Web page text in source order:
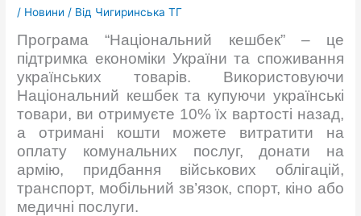
/ Новини / Від Чигиринська ТГ
Програма “Національний кешбек” – це
підтримка економіки України та споживання
українських товарів. Використовуючи
Національний кешбек та купуючи українські
товари, ви отримуєте 10% їх вартості назад,
а отримані кошти можете витратити на
оплату комунальних послуг, донати на
армію, придбання військових облігацій,
транспорт, мобільний зв’язок, спорт, кіно або
медичні послуги.